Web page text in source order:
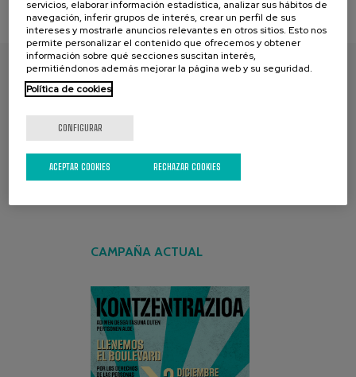
ENCUENTRA TU PAPEL
CAMPAÑA ACTUAL
servicios, elaborar información estadística, analizar sus hábitos de
navegación, inferir grupos de interés, crear un perfil de sus
intereses y mostrarle anuncios relevantes en otros sitios. Esto nos
permite personalizar el contenido que ofrecemos y obtener
información sobre qué secciones suscitan interés,
permitiéndonos además mejorar la página web y su seguridad.
Política de cookies
CONFIGURAR
RECHAZAR COOKIES
ACEPTAR COOKIES